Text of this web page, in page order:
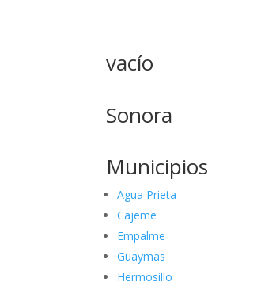
vacío
Sonora
Municipios
Agua Prieta
Cajeme
Empalme
Guaymas
Hermosillo